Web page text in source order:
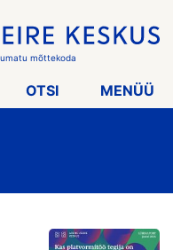
mõttekoda
OTSI MENÜÜ